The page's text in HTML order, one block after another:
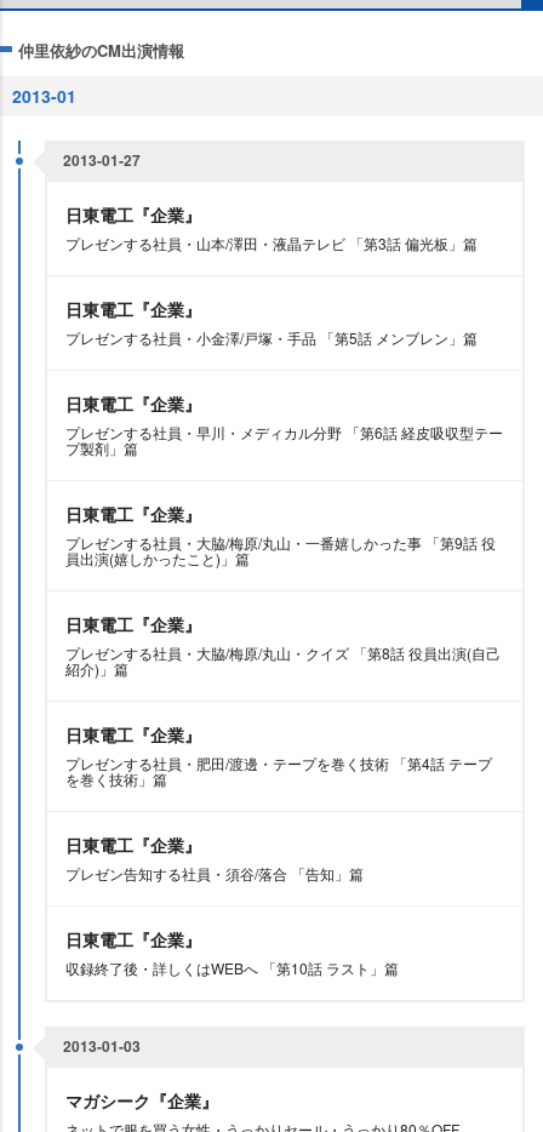
仲里依紗のCM出演情報
2013-01
2013-01-27
日東電工『企業』
プレゼンする社員・山本/澤田・液晶テレビ 「第3話 偏光板」篇
日東電工『企業』
プレゼンする社員・小金澤/戸塚・手品 「第5話 メンブレン」篇
日東電工『企業』
プレゼンする社員・早川・メディカル分野 「第6話 経皮吸収型テー
プ製剤」篇
日東電工『企業』
プレゼンする社員・大脇/梅原/丸山・一番嬉しかった事 「第9話 役
員出演(嬉しかったこと)」篇
日東電工『企業』
プレゼンする社員・大脇/梅原/丸山・クイズ 「第8話 役員出演(自己
紹介)」篇
日東電工『企業』
プレゼンする社員・肥田/渡邊・テープを巻く技術 「第4話 テープ
を巻く技術」篇
日東電工『企業』
プレゼン告知する社員・須谷/落合 「告知」篇
日東電工『企業』
収録終了後・詳しくはWEBへ 「第10話 ラスト」篇
2013-01-03
マガシーク『企業』